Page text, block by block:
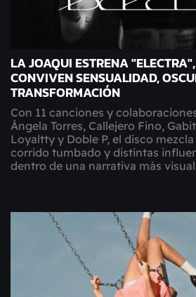
LA JOAQUI ESTRENA
CONVIVEN SENSUALIDAD,
TRANSFORMACIÓN
Con 11 canciones y
Ángela Torres, Callejero Fino,
Loyaltty y Doble P, el disco
corrido tumbado y distintas
dentro de una narrativa más